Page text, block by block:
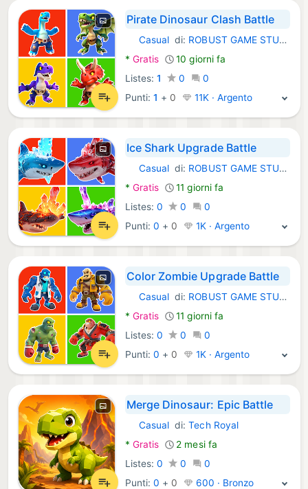
Pirate Dinosaur Clash Battle
Android Giochi:
Casualdi: ROBUST GAME STUDIO
* Gratis
10 giorni fa
Listes:1 0
0
Punti: 1 + 0 11K · Argento
Ice Shark Upgrade Battle
Android Giochi:
Casualdi: ROBUST GAME STUDIO
* Gratis
11 giorni fa
Listes:0 0
0
Punti: 0 + 0 1K · Argento
Color Zombie Upgrade Battle
Android Giochi:
Casualdi: ROBUST GAME STUDIO
* Gratis
11 giorni fa
Listes:0 0
0
Punti: 0 + 0 1K · Argento
Merge Dinosaur: Epic Battle
Android Giochi:
Casualdi:Tech Royal
* Gratis
2 mesi fa
Listes:0 0
0
Punti: 0 + 0 600 · Bronzo